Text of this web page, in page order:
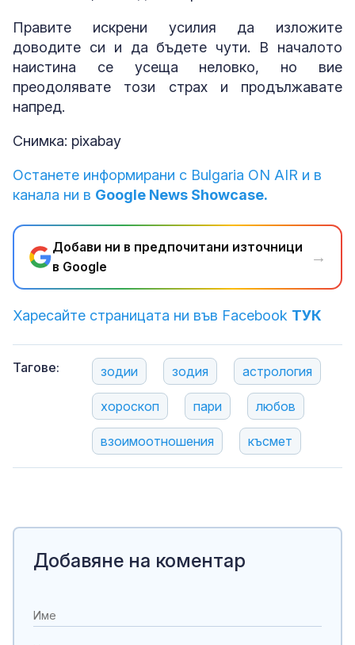
Правите искрени усилия да изложите
доводите си и да бъдете чути. В началото
наистина се усеща неловко, но вие
преодолявате този страх и продължавате
напред.
Снимка: pixabay
Останете информирани с Bulgaria ON AIR и в
канала ни в Google News Showcase.
Добави ни в предпочитани източници
в Google
→
Харесайте страницата ни във Facebook ТУК
Тагове: зодии зодия астрология
хороскоп пари любов
взоимоотношения късмет
Добавяне на коментар